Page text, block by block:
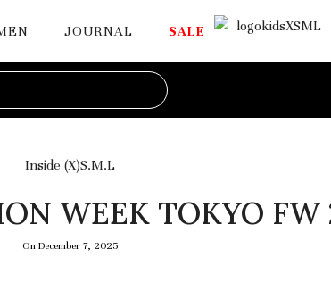
JOURNAL SALE
Inside (X)S.M.L
WEEK TOKYO FW
On December 7, 2025